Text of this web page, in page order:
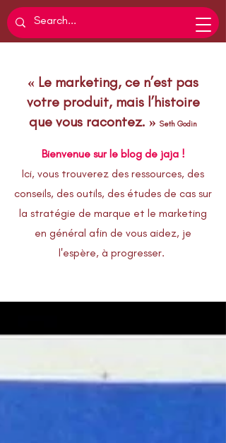
« Le marketing, ce n’est pas
votre produit, mais l’histoire
que vous racontez. » Seth Godin
Bienvenue sur le blog de jaja !
Ici, vous trouverez des ressources, des
conseils, des outils, des études de cas sur
la stratégie de marque et le marketing
en général afin de vous aidez, je
l'espère, à progresser.